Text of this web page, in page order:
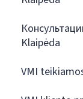
Klaipėda
VMI